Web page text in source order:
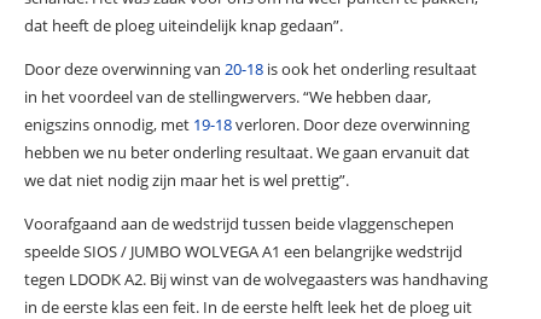
dat heeft de ploeg uiteindelijk knap gedaan”.
Door deze overwinning van 20-18is ook het onderling resultaat
in het voordeel van de stellingwervers. “We hebben daar,
enigszins onnodig, met 19-18verloren. Door deze overwinning
hebben we nu beter onderling resultaat. We gaan ervanuit dat
we dat niet nodig zijn maar het is wel prettig”.
Voorafgaand aan de wedstrijd tussen beide vlaggenschepen
speelde SIOS / JUMBO WOLVEGA A1 een belangrijke wedstrijd
tegen LDODK A2. Bij winst van de wolvegaasters was handhaving
in de eerste klas een feit. In de eerste helft leek het de ploeg uit